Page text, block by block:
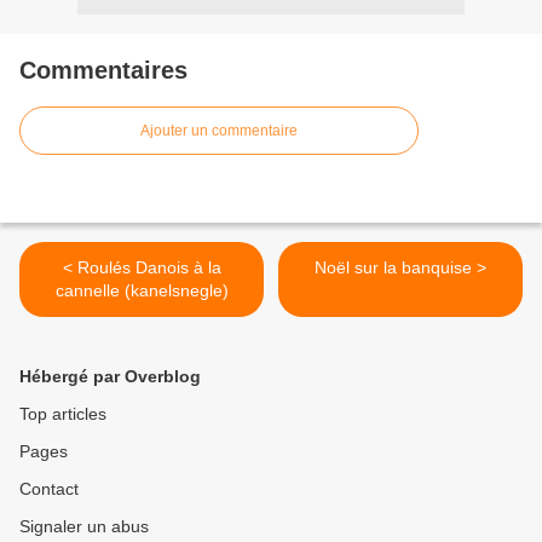
Commentaires
Ajouter un commentaire
< Roulés Danois à la
cannelle (kanelsnegle)
Noël sur la banquise >
Hébergé par Overblog
Top articles
Pages
Contact
Signaler un abus